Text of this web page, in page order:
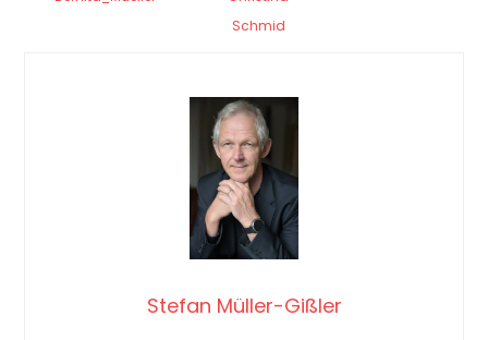
Schmid
Stefan Müller-Gißler